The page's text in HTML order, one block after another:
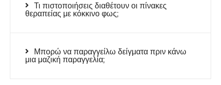
Τι πιστοποιήσεις διαθέτουν οι πίνακες
θεραπείας με κόκκινο φως;
Μπορώ να παραγγείλω δείγματα πριν κάνω
μια μαζική παραγγελία;